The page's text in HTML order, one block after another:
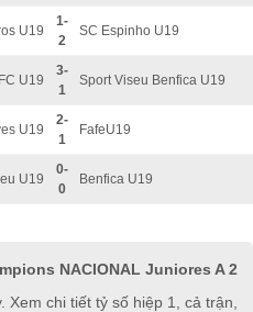
U19
1-
2
SC Espinho U19
U19
3-
1
Sport Viseu Benfica U19
U19
2-
1
FafeU19
U19
0-
0
Benfica U19
NACIONAL Juniores A 2
chi tiết tỷ số hiệp 1, cả trận,